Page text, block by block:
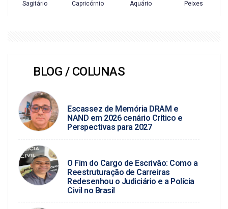
BLOG / COLUNAS
Escassez de Memória DRAM e
NAND em 2026 cenário Crítico e
Perspectivas para 2027
O Fim do Cargo de Escrivão: Como a
Reestruturação de Carreiras
Redesenhou o Judiciário e a Polícia
Civil no Brasil